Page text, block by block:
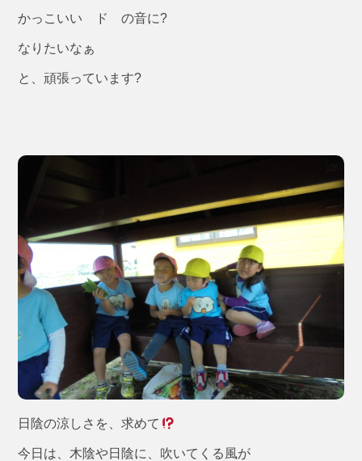
かっこいい ド の音に?
なりたいなぁ
と、頑張っています?
日陰の涼しさを、求めて
今日は、木陰や日陰に、吹いてくる風が